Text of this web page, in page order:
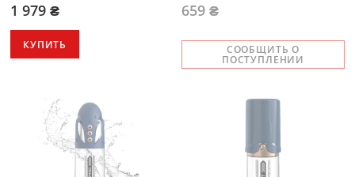
1 979 ₴
КУПИТЬ СООБЩИТЬ О
ПОСТУПЛЕНИИ
659 ₴